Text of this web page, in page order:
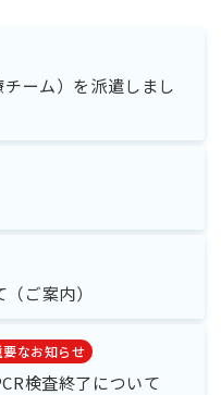
ーム）を派遣しまし
ご案内）
要なお知らせ
検査終了について